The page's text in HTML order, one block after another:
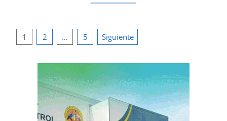
Paginación
entradas
1 2 … 5 Siguiente